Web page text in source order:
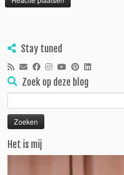
Stay tuned
Zoek op deze blog
naar:
Het is mij